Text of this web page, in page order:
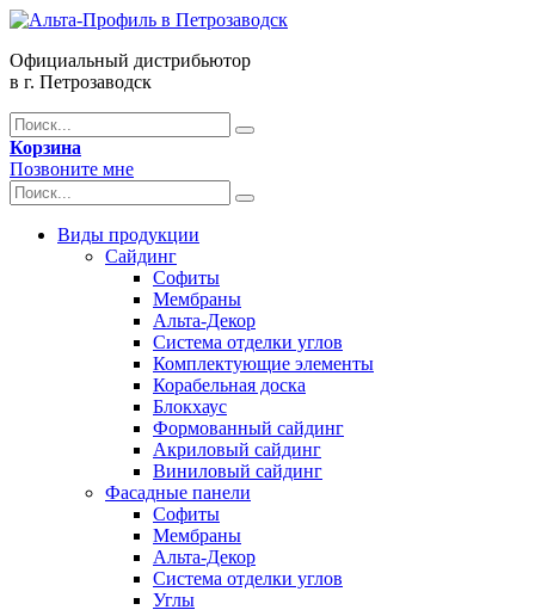
Официальный дистрибьютор
в г. Петрозаводск
Корзина
Позвоните мне
Виды продукции
Сайдинг
Софиты
Мембраны
Альта-Декор
Система отделки углов
Комплектующие элементы
Корабельная доска
Блокхаус
Формованный сайдинг
Акриловый сайдинг
Виниловый сайдинг
Фасадные панели
Софиты
Мембраны
Альта-Декор
Система отделки углов
Углы